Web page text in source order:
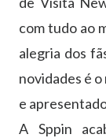
com tudo ao
alegria dos
novidades é
e
A Sppin